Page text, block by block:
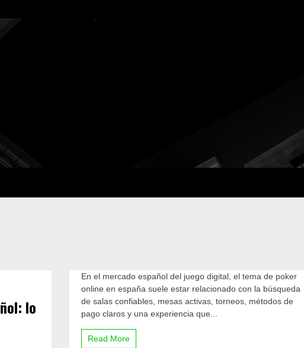
lo
En el mercado español del juego digital, el tema de poker
online en españa suele estar relacionado con la búsqueda
de salas confiables, mesas activas, torneos, métodos de
pago claros y una experiencia que...
Read More